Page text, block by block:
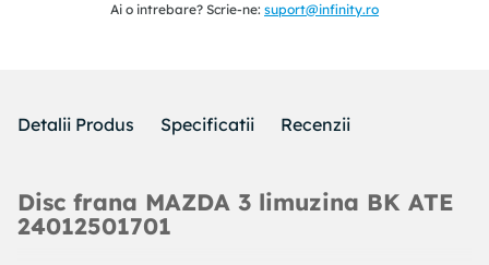
Ai o intrebare? Scrie-ne: suport@infinity.ro
Detalii Produs Specificatii Recenzii
Disc frana MAZDA 3 limuzina BK ATE
24012501701